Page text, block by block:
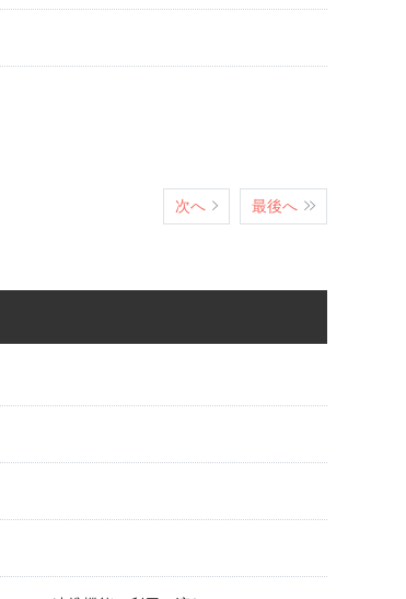
次へ 最後へ